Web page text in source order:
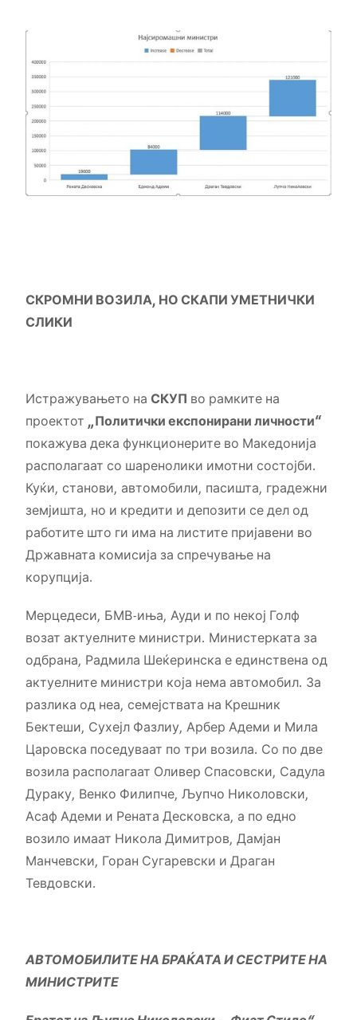
СКРОМНИ ВОЗИЛА, НО СКАПИ УМЕТНИЧКИ
СЛИКИ
Истражувањето на СКУП во рамките на
проектот „Политички експонирани личности“
покажува дека функционерите во Македонија
располагаат со шаренолики имотни состојби.
Куќи, станови, автомобили, пасишта, градежни
земјишта, но и кредити и депозити се дел од
работите што ги има на листите пријавени во
Државната комисија за спречување на
корупција.
Мерцедеси, БМВ-иња, Ауди и по некој Голф
возат актуелните министри. Министерката за
одбрана, Радмила Шеќеринска е единствена од
актуелните министри која нема автомобил. За
разлика од неа, семејствата на Крешник
Бектеши, Сухејл Фазлиу, Арбер Адеми и Мила
Царовска поседуваат по три возила. Со по две
возила располагаат Оливер Спасовски, Садула
Дураку, Венко Филипче, Љупчо Николовски,
Асаф Адеми и Рената Десковска, а по едно
возило имаат Никола Димитров, Дамјан
Манчевски, Горан Сугаревски и Драган
Тевдовски.
АВТОМОБИЛИТЕ НА БРАЌАТА И СЕСТРИТЕ НА
МИНИСТРИТЕ